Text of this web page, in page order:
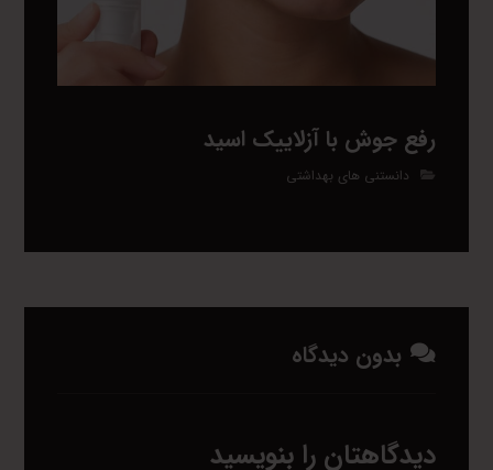
رفع جوش با آزلاییک اسید
دانستنی های بهداشتی
بدون دیدگاه
دیدگاهتان را بنویسید